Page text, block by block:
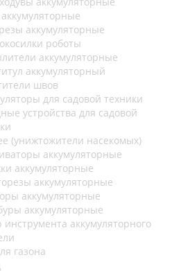
аккумуляторные
роботы
аккумуляторные
аккумуляторный
швов
для садовой техники
устройства для садовой
(унижтожители насекомых)
аккумуляторные
аккумуляторные
аккумуляторные
аккумуляторные
аккумуляторные
инструмента аккумуляторного
газона